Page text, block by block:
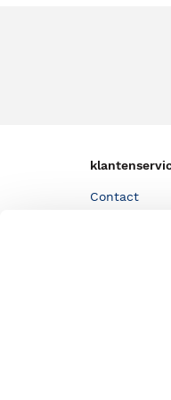
Contact
Annuleren